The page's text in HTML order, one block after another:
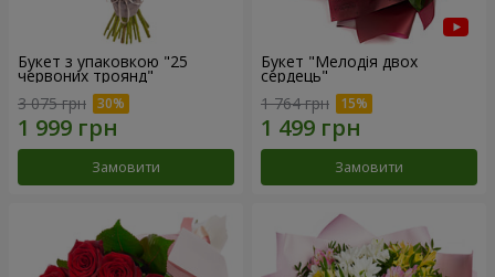
Букет з упаковкою "25
червоних троянд"
3 075 грн
Замовити
Букет "Мелодія двох
сердець"
1 764 грн
Замовити